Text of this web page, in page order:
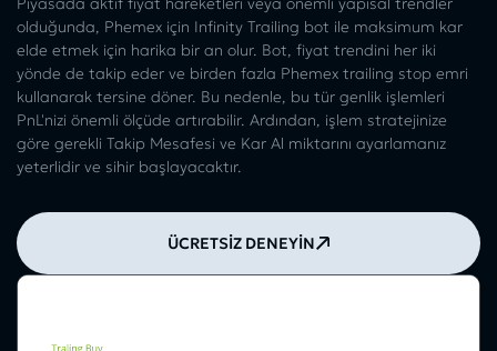
olduğunda, Phemex için Infinity Trailing bot ile maksimum kar
elde etmek için harika bir an olur. Bot, fiyat trendini her iki
yönde de takip eder ve birden fazla Phemex trailing stop emri
kullanarak tersine döner. Bu nedenle, bu tür genlik işlemleri
PnL'nizi önemli ölçüde artırabilir. Ardından, işlem stratejinize
göre gerekli Takip Mesafesi ve Kar Al miktarını ayarlamanız
yeterlidir ve sihir başlayacaktır.
ÜCRETSİZ DENEYİN